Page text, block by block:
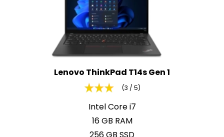
Lenovo ThinkPad T14s Gen 1
(3 / 5)
Intel Core i7
16 GB RAM